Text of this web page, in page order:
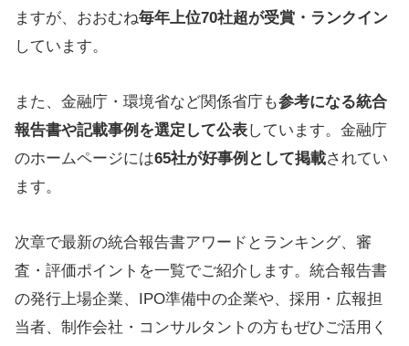
ますが、おおむね毎年上位70社超が受賞・ランクイン
しています。
また、金融庁・環境省など関係省庁も参考になる統合
報告書や記載事例を選定して公表しています。金融庁
のホームページには65社が好事例として掲載されてい
ます。
次章で最新の統合報告書アワードとランキング、審
査・評価ポイントを一覧でご紹介します。統合報告書
の発行上場企業、IPO準備中の企業や、採用・広報担
当者、制作会社・コンサルタントの方もぜひご活用く